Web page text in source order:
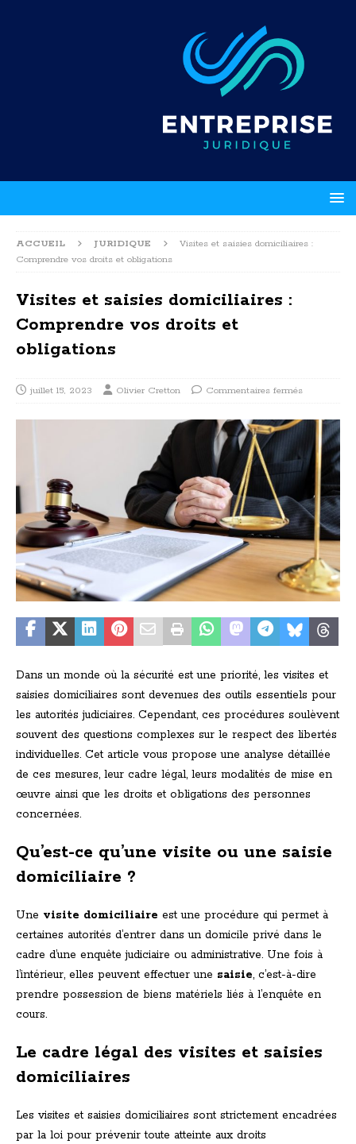
ACCUEIL JURIDIQUE
Visites et saisies domiciliaires :
Comprendre vos droits et obligations
Visites et saisies domiciliaires :
Comprendre vos droits et
obligations
juillet 15, 2023 Olivier Cretton Commentaires fermés
Dans un monde où la sécurité est une priorité, les visites et
saisies domiciliaires sont devenues des outils essentiels pour
les autorités judiciaires. Cependant, ces procédures soulèvent
souvent des questions complexes sur le respect des libertés
individuelles. Cet article vous propose une analyse détaillée
de ces mesures, leur cadre légal, leurs modalités de mise en
œuvre ainsi que les droits et obligations des personnes
concernées.
Qu’est-ce qu’une visite ou une saisie
domiciliaire ?
Une visite domiciliaire est une procédure qui permet à
certaines autorités d’entrer dans un domicile privé dans le
cadre d’une enquête judiciaire ou administrative. Une fois à
l’intérieur, elles peuvent effectuer une saisie, c’est-à-dire
prendre possession de biens matériels liés à l’enquête en
cours.
Le cadre légal des visites et saisies
domiciliaires
Les visites et saisies domiciliaires sont strictement encadrées
par la loi pour prévenir toute atteinte aux droits